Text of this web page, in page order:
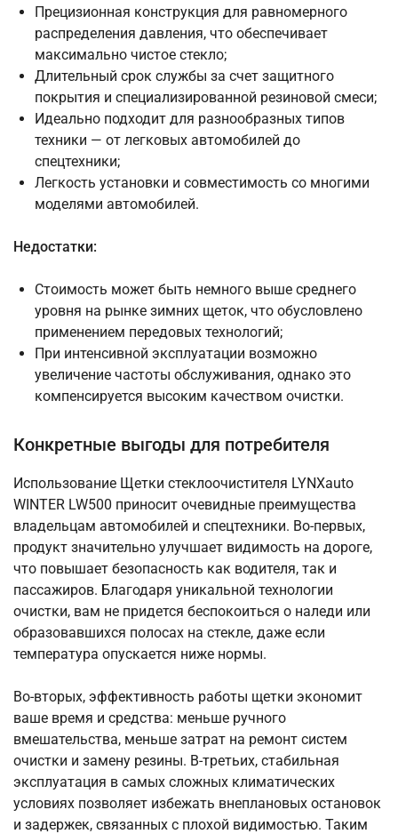
Прецизионная конструкция для равномерного
распределения давления, что обеспечивает
максимально чистое стекло;
Длительный срок службы за счет защитного
покрытия и специализированной резиновой смеси;
Идеально подходит для разнообразных типов
техники — от легковых автомобилей до
спецтехники;
Легкость установки и совместимость со многими
моделями автомобилей.
Недостатки:
Стоимость может быть немного выше среднего
уровня на рынке зимних щеток, что обусловлено
применением передовых технологий;
При интенсивной эксплуатации возможно
увеличение частоты обслуживания, однако это
компенсируется высоким качеством очистки.
Конкретные выгоды для потребителя
Использование Щетки стеклоочистителя LYNXauto
WINTER LW500 приносит очевидные преимущества
владельцам автомобилей и спецтехники. Во-первых,
продукт значительно улучшает видимость на дороге,
что повышает безопасность как водителя, так и
пассажиров. Благодаря уникальной технологии
очистки, вам не придется беспокоиться о наледи или
образовавшихся полосах на стекле, даже если
температура опускается ниже нормы.
Во-вторых, эффективность работы щетки экономит
ваше время и средства: меньше ручного
вмешательства, меньше затрат на ремонт систем
очистки и замену резины. В-третьих, стабильная
эксплуатация в самых сложных климатических
условиях позволяет избежать внеплановых остановок
и задержек, связанных с плохой видимостью. Таким